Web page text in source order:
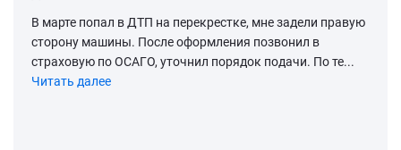
В марте попал в ДТП на перекрестке, мне задели правую
сторону машины. После оформления позвонил в
страховую по ОСАГО, уточнил порядок подачи. По те...
Читать далее